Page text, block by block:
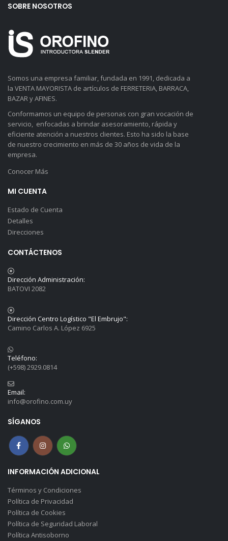
SOBRE NOSOTROS
Somos una empresa familiar, fundada en 1991, dedicada a
la VENTA MAYORISTA de artículos de FERRETERIA, BARRACA,
BAZAR y AFINES.
Conformamos un equipo de personas con gran vocación de
servicio, enfocadas a brindar asesoramiento, rápida y
eficiente atención a nuestros clientes. Esto ha sido la base
de nuestro crecimiento en más de 30 años de vida de la
empresa.
Conocer Más
MI CUENTA
Estado de Cuenta
Detalles
Direcciones
CONTÁCTENOS
Dirección Administración:
BATOVI 2082
Dirección Centro Logístico "El Embrujo":
Camino Carlos A. López 6925
Teléfono:
(+598) 2929.0814
Email:
info@orofino.com.uy
SÍGANOS
INFORMACIÓN ADICIONAL
Términos y Condiciones
Política de Privacidad
Política de Cookies
Política de Seguridad Laboral
Política Antisoborno